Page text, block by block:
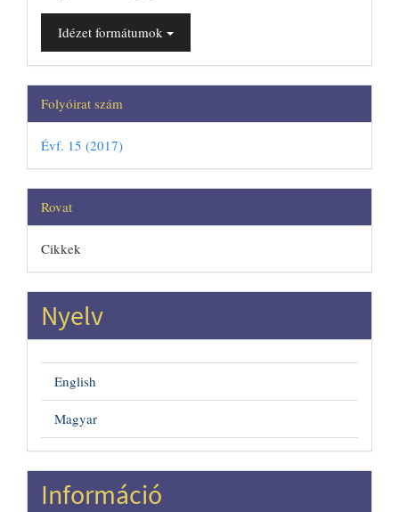
Idézet formátumok
Folyóirat szám
Évf. 15 (2017)
Rovat
Cikkek
Nyelv
English
Magyar
Információ